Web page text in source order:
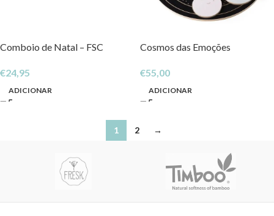
Comboio de Natal – FSC
€24,95
ADICIONAR
Cosmos das Emoções
€55,00
ADICIONAR
1 2 →